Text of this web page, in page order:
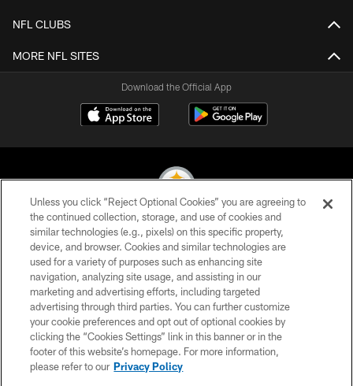
NFL CLUBS
MORE NFL SITES
Download the Official App
© 2026 Pittsburgh Steelers. All Rights Reserved
PRIVACY POLICY
TERMS OF USE
ACCESSIBILITY
CONTACT US
SITE MAP
Unless you click “Reject Optional Cookies” you are agreeing to
the continued collection, storage, and use of cookies and
similar technologies (e.g., pixels) on this specific property,
device, and browser. Cookies and similar technologies are
used for a variety of purposes such as enhancing site
navigation, analyzing site usage, and assisting in our
marketing and advertising efforts, including targeted
advertising through third parties. You can further customize
your cookie preferences and opt out of optional cookies by
clicking the “Cookies Settings” link in this banner or in the
footer of this website’s homepage. For more information,
please refer to our Privacy Policy